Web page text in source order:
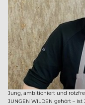
Jung, ambitioniert und
JUNGEN WILDEN gehört –